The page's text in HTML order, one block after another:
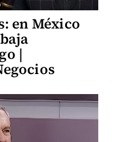
en México
|